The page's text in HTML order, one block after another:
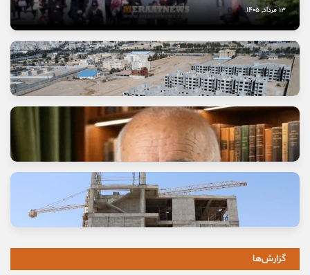
13 مرداد, 1405
وعده خانه‌ای که برای خانواده‌ها گران تمام شد
11 مرداد, 1405
گزارش‌ها